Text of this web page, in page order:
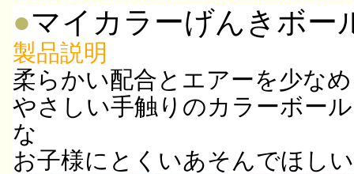
●マイカラーげんきボー
製品説明
柔らかい配合とエアーを少な
やさしい手触りのカラーボー
な
お子様にとくいあそんでほし